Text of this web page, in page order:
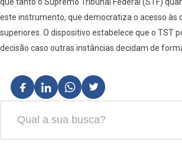
que tanto o Supremo Tribunal Federal (STF)
este instrumento, que democratiza o acesso às
superiores. O dispositivo estabelece que o TST
decisão caso outras instâncias decidam de